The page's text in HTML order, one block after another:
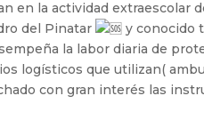
en la actividad extraescolar
del Pinatar
y conocido
la labor diaria de
logísticos que utilizan(
con gran interés las